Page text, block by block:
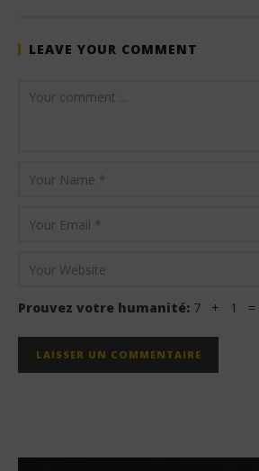
LEAVE YOUR COMMENT
Prouvez votre humanité: 7 + 1 =